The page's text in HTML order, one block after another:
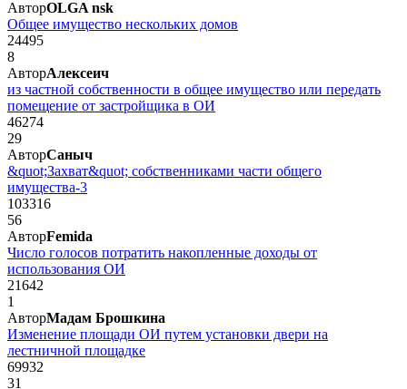
АвторOLGA nsk
Общее имущество нескольких домов
24495
8
АвторАлексеич
из частной собственности в общее имущество или передать
помещение от застройщика в ОИ
46274
29
АвторСаныч
&quot;Захват&quot; собственниками части общего
имущества-3
103316
56
АвторFemida
Число голосов потратить накопленные доходы от
использования ОИ
21642
1
АвторМадам Брошкина
Изменение площади ОИ путем установки двери на
лестничной площадке
69932
31